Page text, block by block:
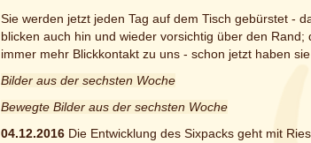
Sie werden jetzt jeden Tag auf dem Tisch gebürstet -
blicken auch hin und wieder vorsichtig über den
immer mehr Blickkontakt zu uns - schon jetzt haben
Bilder aus der sechsten Woche
Bewegte Bilder aus der sechsten Woche
04.12.2016 Die Entwicklung des Sixpacks geht mit